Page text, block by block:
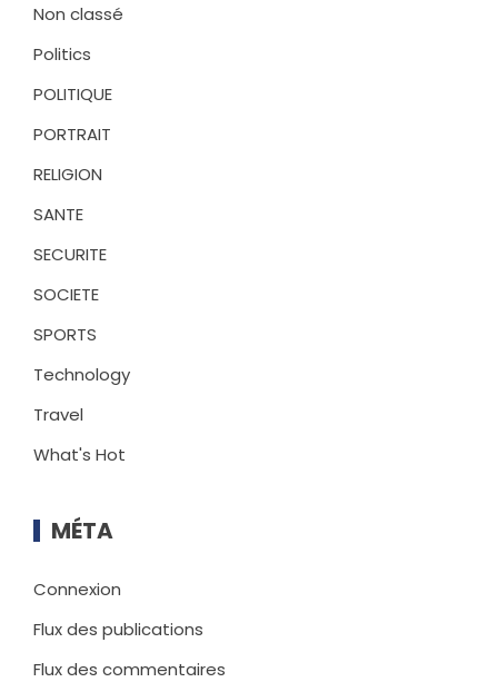
Non classé
Politics
POLITIQUE
PORTRAIT
RELIGION
SANTE
SECURITE
SOCIETE
SPORTS
Technology
Travel
What's Hot
MÉTA
Connexion
Flux des publications
Flux des commentaires